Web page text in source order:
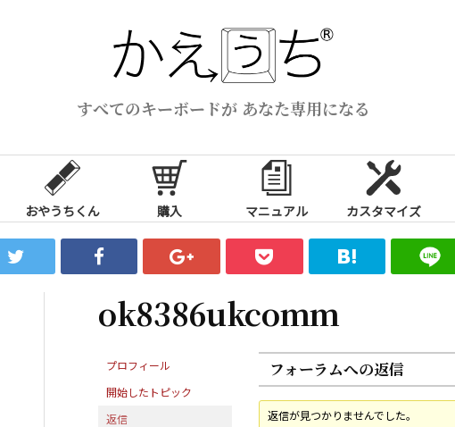
すべてのキーボードが あなた専用になる
おやうちくん 購入 マニュアル カスタマイズ
ok8386ukcomm
プロフィール
開始したトピック
返信
フォーラムへの返信
返信が見つかりませんでした。